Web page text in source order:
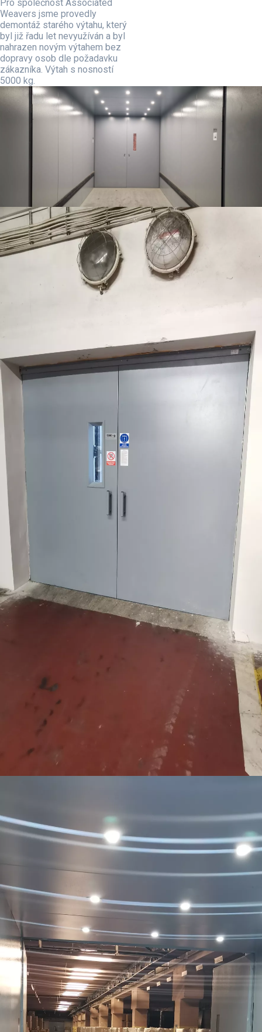
Pro společnost Associated
Weavers jsme provedly
demontáž starého výtahu, který
byl již řadu let nevyužíván a byl
nahrazen novým výtahem bez
dopravy osob dle požadavku
zákazníka. Výtah s nosností
5000 kg.